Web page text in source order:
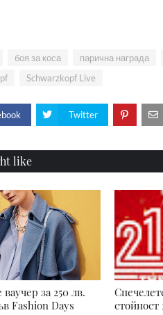
боя за коса парична награда
Schwarzkopf Live
Twitter
like
за 250 лв.
Fashion Days
стойност